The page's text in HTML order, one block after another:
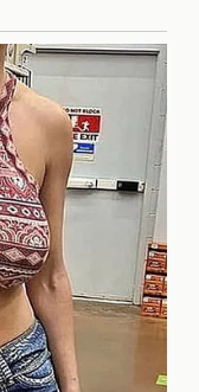
han generado
dentro
con otros
concursantes es
sólidas, pero
capturado la
para navegar
estrategia en el